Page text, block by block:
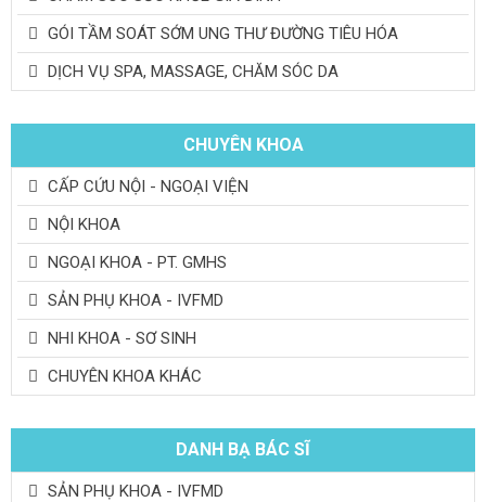
GÓI TẦM SOÁT SỚM UNG THƯ ĐƯỜNG TIÊU HÓA
DỊCH VỤ SPA, MASSAGE, CHĂM SÓC DA
CHUYÊN KHOA
CẤP CỨU NỘI - NGOẠI VIỆN
NỘI KHOA
NGOẠI KHOA - PT. GMHS
SẢN PHỤ KHOA - IVFMD
NHI KHOA - SƠ SINH
CHUYÊN KHOA KHÁC
DANH BẠ BÁC SĨ
SẢN PHỤ KHOA - IVFMD